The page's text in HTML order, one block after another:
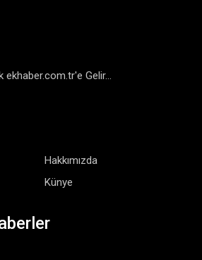
ekhaber.com.tr'e Gelir...
Hakkımızda
Künye